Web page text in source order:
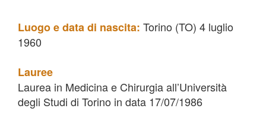
Luogo e data di nascita: Torino (TO) 4 luglio
1960
Lauree
Laurea in Medicina e Chirurgia all’Università
degli Studi di Torino in data 17/07/1986